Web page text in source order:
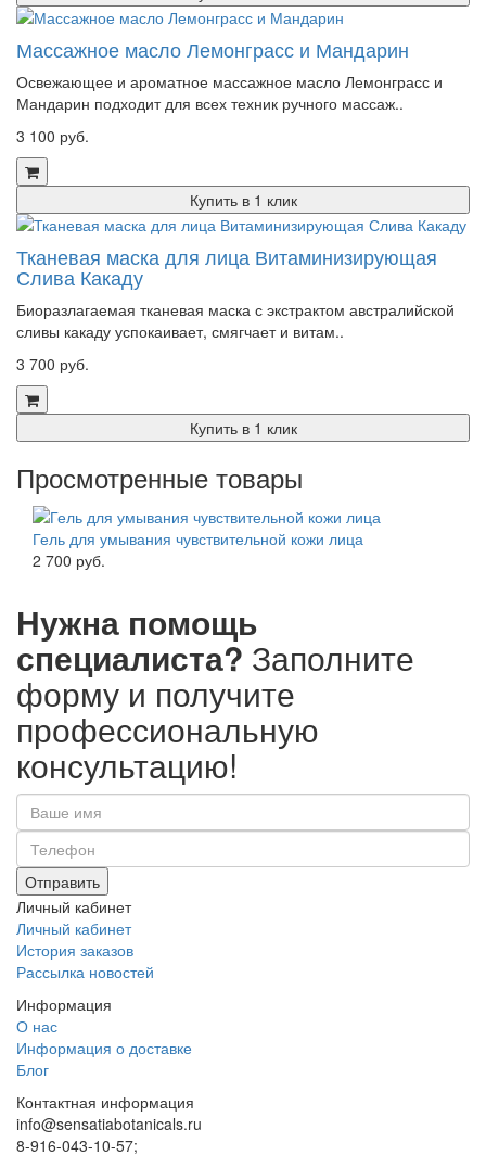
Массажное масло Лемонграсс и Мандарин
Освежающее и ароматное массажное масло Лемонграсс и
Мандарин подходит для всех техник ручного массаж..
3 100 руб.
Купить в 1 клик
Тканевая маска для лица Витаминизирующая
Слива Какаду
Биоразлагаемая тканевая маска с экстрактом австралийской
сливы какаду успокаивает, смягчает и витам..
3 700 руб.
Купить в 1 клик
Просмотренные товары
Гель для умывания чувствительной кожи лица
2 700 руб.
Нужна помощь
специалиста? Заполните
форму и получите
профессиональную
консультацию!
Отправить
Личный кабинет
Личный кабинет
История заказов
Рассылка новостей
Информация
О нас
Информация о доставке
Блог
Контактная информация
info@sensatiabotanicals.ru
8-916-043-10-57;